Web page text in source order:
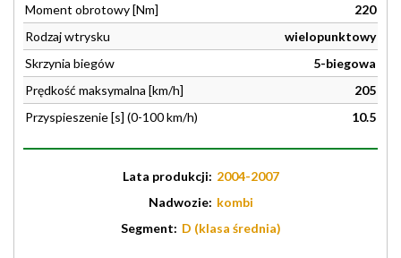
Moment obrotowy [Nm]
220
Rodzaj wtrysku
wielopunktowy
Skrzynia biegów
5-biegowa
Prędkość maksymalna [km/h]
205
Przyspieszenie [s] (0-100 km/h)
10.5
Lata produkcji: 2004-2007
Nadwozie: kombi
Segment: D (klasa średnia)